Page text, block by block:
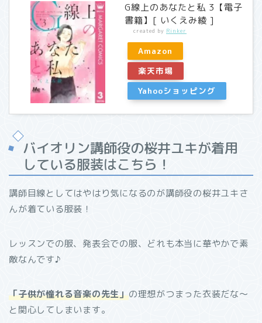
G線上のあなたと私 3【電子
書籍】[ いくえみ綾 ]
created by Rinker
Amazon
楽天市場
Yahooショッピング
バイオリン講師役の桜井ユキが着用
している服装はこちら！
講師目線としてはやはり気になるのが講師役の桜井ユキさ
んが着ている服装！
レッスンでの服、発表会での服、どれも本当に華やかで素
敵なんです♪
「子供が憧れる音楽の先生」の理想がつまった衣装だな〜
と関心してしまいます。